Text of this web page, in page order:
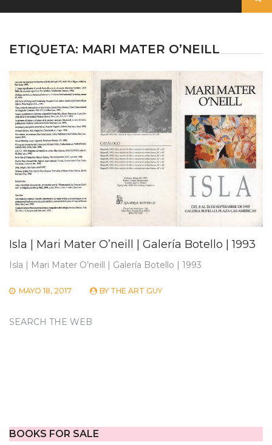
ETIQUETA: MARI MATER O’NEILL
Isla | Mari Mater O’neill | Galería Botello | 1993
Isla | Mari Mater O’neill | Galería Botello | 1993
MAYO 18, 2017 BY THE ART GUY
SEARCH THE WEB
BOOKS FOR SALE